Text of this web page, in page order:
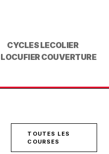
CYCLES LECOLIER
LOCUFIER COUVERTURE
TOUTES LES
COURSES